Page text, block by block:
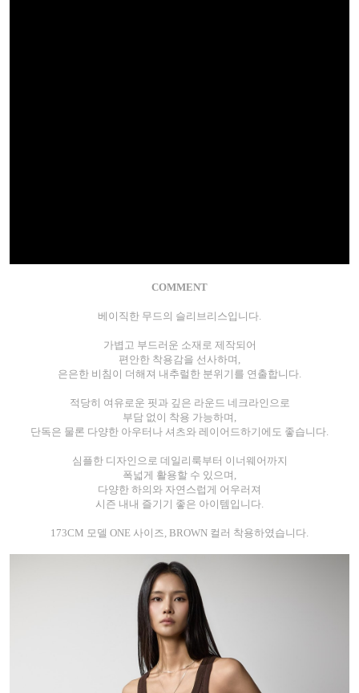
COMMENT
베이직한 무드의 슬리브리스입니다.
가볍고 부드러운 소재로 제작되어
편안한 착용감을 선사하며,
은은한 비침이 더해져 내추럴한 분위기를 연출합니다.
적당히 여유로운 핏과 깊은 라운드 네크라인으로
부담 없이 착용 가능하며,
단독은 물론 다양한 아우터나 셔츠와 레이어드하기에도 좋습니다.
심플한 디자인으로 데일리룩부터 이너웨어까지
폭넓게 활용할 수 있으며,
다양한 하의와 자연스럽게 어우러져
시즌 내내 즐기기 좋은 아이템입니다.
173CM 모델 ONE 사이즈, BROWN 컬러 착용하였습니다.